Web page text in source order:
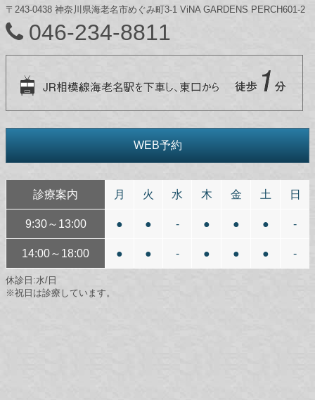
〒243-0438 神奈川県海老名市めぐみ町3-1 ViNA GARDENS PERCH601-2
046-234-8811
WEB予約
診療案内 月 火 水 木 金 土 日
9:30～13:00 ● ● - ● ● ● -
14:00～18:00 ● ● - ● ● ● -
休診日:水/日
※祝日は診療しています。